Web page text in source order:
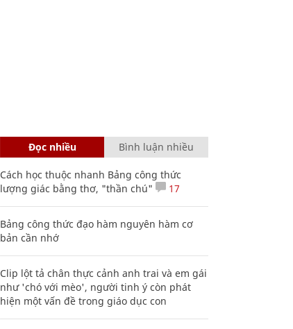
Đọc nhiều Bình luận nhiều
Cách học thuộc nhanh Bảng công thức
lượng giác bằng thơ, "thần chú"
17
Bảng công thức đạo hàm nguyên hàm cơ
bản cần nhớ
Clip lột tả chân thực cảnh anh trai và em gái
như 'chó với mèo', người tinh ý còn phát
hiện một vấn đề trong giáo dục con